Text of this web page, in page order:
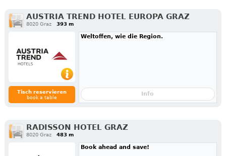
AUSTRIA TREND HOTEL EUROPA GRAZ
8020 Graz 393 m
Tisch reservieren
book a table
Weltoffen, wie die Region.
Info
RADISSON HOTEL GRAZ
8020 Graz 483 m
Book ahead and save!